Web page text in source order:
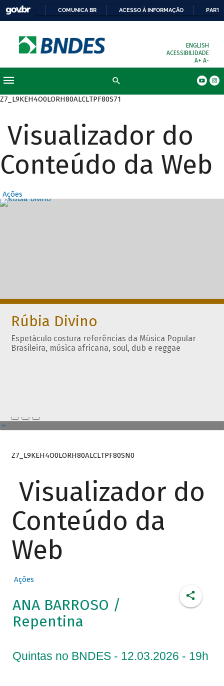
COMUNICA BR ACESSO À INFORMAÇÃO
ENGLISH
ACESSIBILIDADE
A+ A-
Z7_L9KEH4O0LORH80ALCLTPF80S71
Visualizador do
Conteúdo da Web
Ações
Destaques
Rúbia Divino
Espetáculo costura referências da Música Popular
Brasileira, música africana, soul, dub e reggae
Z7_L9KEH4O0LORH80ALCLTPF80SN0
Visualizador do
Conteúdo da
Web
Ações
ANA BARROSO /
Repentina
Quintas no BNDES - 12.03.2026 - 19h